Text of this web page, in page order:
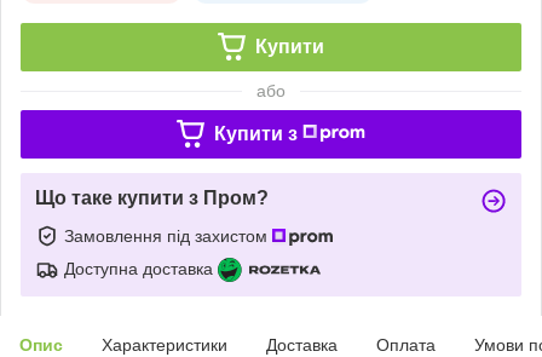
Купити
або
Купити з
Що таке купити з Пром?
Замовлення під захистом
Доступна доставка
Опис Характеристики Доставка Оплата Умови